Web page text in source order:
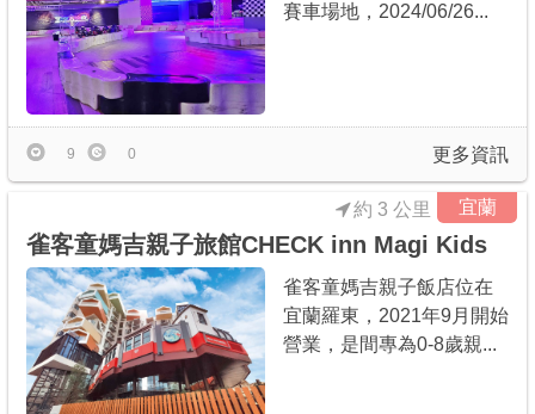
賽車場地，2024/06/26...
更多資訊
9 0
宜蘭
雀客童媽吉親子旅館CHECK inn Magi Kids
約 3 公里
雀客童媽吉親子飯店位在
宜蘭羅東，2021年9月開始
營業，是間專為0-8歲親...